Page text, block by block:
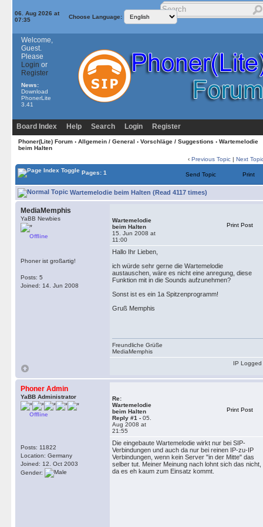
06. Aug 2026 at
07:35
Choose Language:
Welcome,
Guest.
Please
Login or
Register
News:
Download
PhonerLite
3.41
Board Index Help Search Login Register
Phoner(Lite) Forum› Allgemein / General › Vorschläge / Suggestions › Wartemelodie
beim Halten
‹ Previous Topic | Next
Pages: 1 Send Topic Print
Wartemelodie beim Halten (Read 4117 times)
MediaMemphis
YaBB Newbies
Offline
Phoner ist großartig!
Posts: 5
Joined: 14. Jun 2008
Wartemelodie
beim Halten
15. Jun 2008 at
11:00
Print Post
Hallo Ihr Lieben,
ich würde sehr gerne die Wartemelodie
austauschen, wäre es nicht eine anregung, diese
Funktion mit in die Sounds aufzunehmen?
Sonst ist es ein 1a Spitzenprogramm!
Gruß Memphis
Freundliche Grüße
MediaMemphis
IP Logged
Phoner Admin
YaBB Administrator
Offline
Posts: 11822
Location: Germany
Joined: 12. Oct 2003
Gender:
Re:
Wartemelodie
beim Halten
Reply #1 - 05.
Aug 2008 at
21:55
Print Post
Die eingebaute Wartemelodie wirkt nur bei SIP-
Verbindungen und auch da nur bei reinen IP-zu-IP
Verbindungen, wenn kein Server "in der Mitte" das
selber tut. Meiner Meinung nach lohnt sich das nicht,
da es eh kaum zum Einsatz kommt.